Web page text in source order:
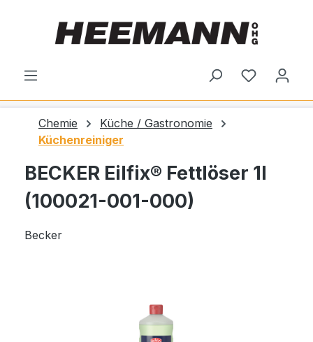
Du hast 0
Chemie
Küche / Gastronomie
Küchenreiniger
BECKER Eilfix® Fettlöser 1l
(100021-001-000)
Becker